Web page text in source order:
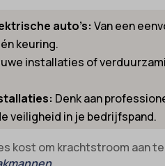
auto’s: Van een
keuring.
installaties of
Denk aan
veiligheid in je bedrijfspand.
kost om krachtstroom aan
timezone
cookies_accepted
cookiesEnabled
et-editing-post-*
et-saved-post*